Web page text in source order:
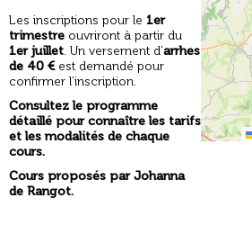
Les inscriptions pour le 1er
trimestre ouvriront à partir du
1er juillet. Un versement d’arrhes
de 40 €est demandé pour
confirmer l’inscription.
Consultez le programme
détaillé pour connaître les tarifs
et les modalités de chaque
cours.
Cours proposés par Johanna
de Rangot.